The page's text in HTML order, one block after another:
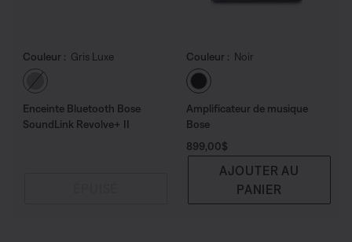
Couleur : Gris Luxe
Choisissez la couleur
Enceinte Bluetooth Bose
SoundLink Revolve+ II
Couleur : Noir
Choisissez la
Amplificateur de musique
Bose
Prix :
899,00$
AJOUTER AU
PANIER